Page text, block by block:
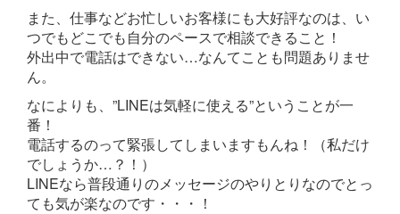
また、仕事などお忙しいお客様にも大好評なのは、い
つでもどこでも自分のペースで相談できること！
外出中で電話はできない…なんてことも問題ありませ
ん。
なによりも、”LINEは気軽に使える”ということが一
番！
電話するのって緊張してしまいますもんね！（私だけ
でしょうか…？！）
LINEなら普段通りのメッセージのやりとりなのでとっ
ても気が楽なのです・・・！